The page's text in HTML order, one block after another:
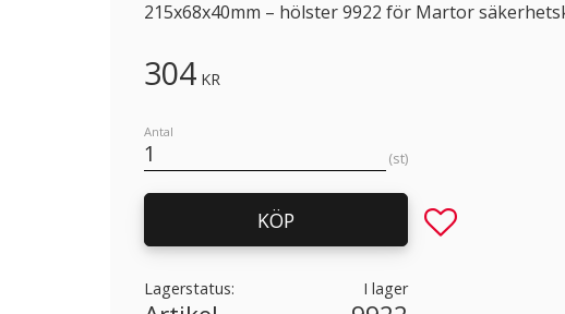
215x68x40mm – hölster 9922 för Martor
304KR
Antal
st
KÖP Lägg till i favoriter
Lagerstatus I lager